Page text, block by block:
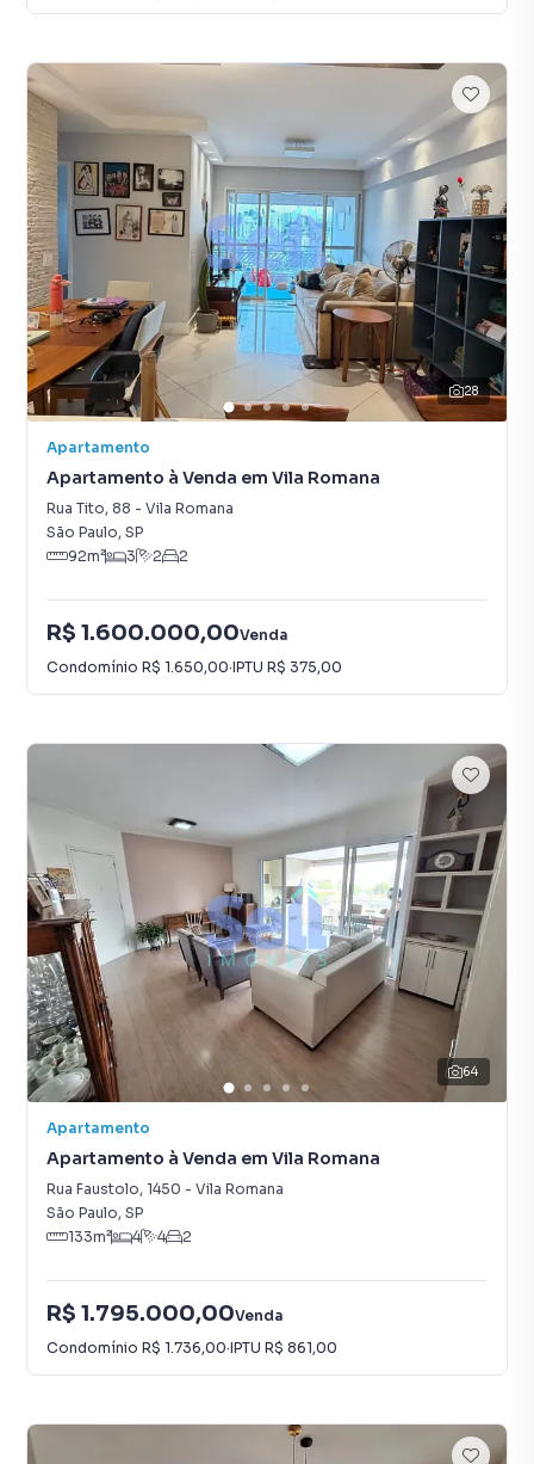
28
Apartamento
Apartamento à Venda em Vila Romana
Rua Tito, 88 - Vila Romana
São Paulo, SP
92m² 3 2 2
R$ 1.600.000,00Venda
Condomínio R$ 1.650,00·IPTU R$ 375,00
64
Apartamento
Apartamento à Venda em Vila Romana
Rua Faustolo, 1450 - Vila Romana
São Paulo, SP
133m² 4 4 2
R$ 1.795.000,00Venda
Condomínio R$ 1.736,00·IPTU R$ 861,00